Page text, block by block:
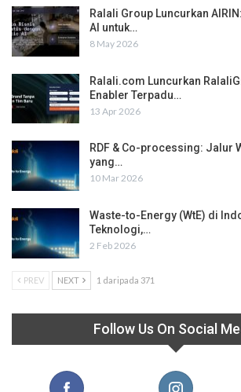
Ralali Group Luncurkan
AI untuk…
8 May 2026
Ralali.com Luncurkan
Enabler Terpadu…
13 Apr 2026
RDF & Co-processing: Jalur
yang…
10 Mar 2026
Waste-to-Energy (WtE) di
Teknologi,…
2 Feb 2026
PREV NEXT 1 daripada 371
Follow Us On Social